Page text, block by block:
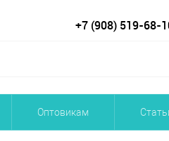
+7 (908) 519-68-
Оптовикам